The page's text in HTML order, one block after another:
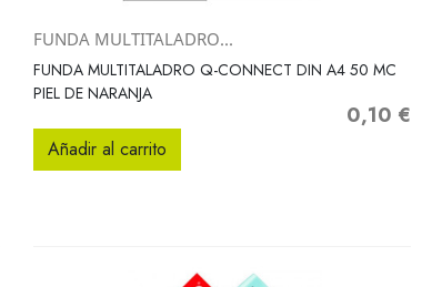
Vista rápida
FUNDA MULTITALADRO...
FUNDA MULTITALADRO Q-CONNECT DIN A4 50 MC
PIEL DE NARANJA
Precio
0,10 €
Añadir al carrito